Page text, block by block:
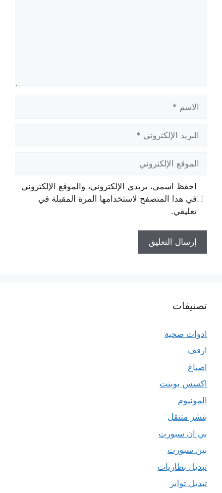
الاسم
البريد
الإلكتروني
الموقع
الإلكتروني
احفظ اسمي، بريدي الإلكتروني، والموقع الإلكتروني
في هذا المتصفح لاستخدامها المرة المقبلة في
تعليقي.
تصنيفات
ادوات صحية
ارفف
اصباغ
اكسس بوينت
المونيوم
بنشر متنقل
بي ان سبورت
بين سبورت
تبديل بطاريات
تبديل تواير